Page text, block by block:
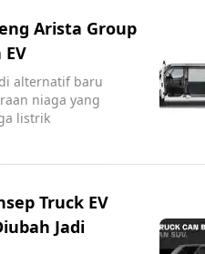
Arista Group
alternatif baru
niaga yang
listrik
Truck EV
Jadi